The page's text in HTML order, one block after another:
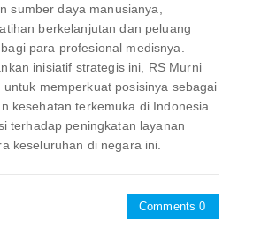
sumber daya manusianya,
berkelanjutan dan peluang
para profesional medisnya.
inisiatif strategis ini, RS Murni
untuk memperkuat posisinya sebagai
kesehatan terkemuka di Indonesia
terhadap peningkatan layanan
keseluruhan di negara ini.
Comments 0